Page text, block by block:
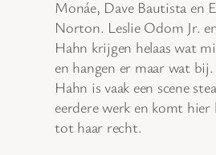
Monáe, Dave Bautista en
Norton. Leslie Odom Jr.
Hahn krijgen helaas wat
en hangen er maar wat
Hahn is vaak een scene
eerdere werk en komt hier
tot haar recht.